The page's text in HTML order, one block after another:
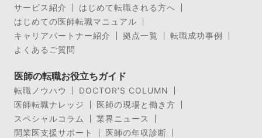
サービス紹介
はじめて転職される方へ
はじめての医師転職マニュアル
キャリアパートナー紹介
拠点一覧
転職成功事例
よくあるご質問
医師の転職お役立ちガイド
転職ノウハウ
DOCTOR’S COLUMN
医師転職ナレッジ
医師の現場と働き方
スペシャルコラム
業界ニュース
開業医支援サポート
医師の年収診断